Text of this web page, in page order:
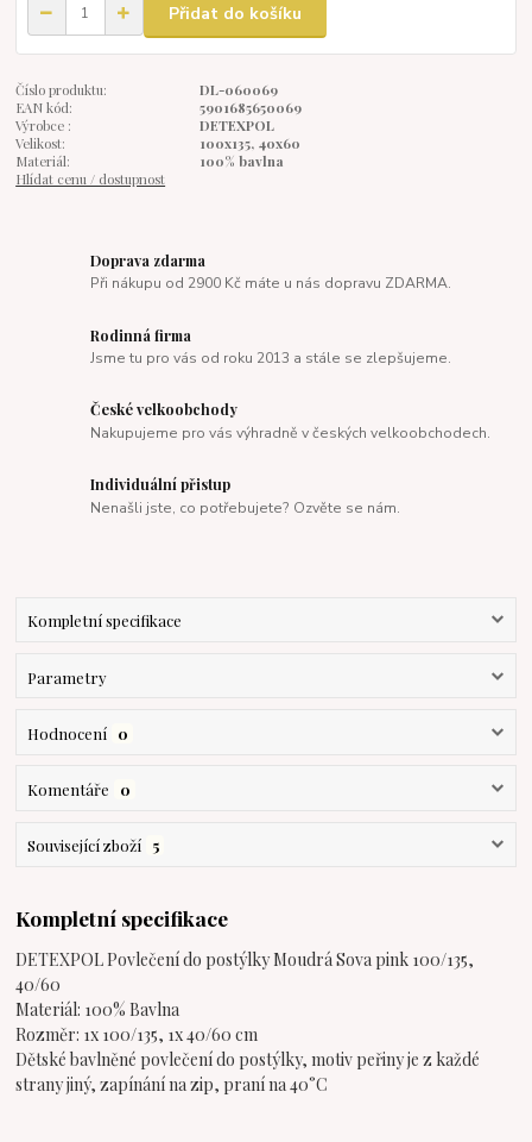
Přidat do košíku
Číslo produktu:
DL-060069
EAN kód:
5901685650069
Výrobce :
DETEXPOL
Velikost:
100x135, 40x60
Materiál:
100% bavlna
Hlídat cenu / dostupnost
Doprava zdarma
Při nákupu od 2900 Kč máte u nás dopravu ZDARMA.
Rodinná firma
Jsme tu pro vás od roku 2013 a stále se zlepšujeme.
České velkoobchody
Nakupujeme pro vás výhradně v českých velkoobchodech.
Individuální přistup
Nenašli jste, co potřebujete? Ozvěte se nám.
Kompletní specifikace
Parametry
Hodnocení 0
Komentáře 0
Související zboží 5
Kompletní specifikace
DETEXPOL Povlečení do postýlky Moudrá Sova pink 100/135,
40/60
Materiál: 100% Bavlna
Rozměr: 1x 100/135, 1x 40/60 cm
Dětské bavlněné povlečení do postýlky, motiv peřiny je z každé
strany jiný, zapínání na zip, praní na 40°C